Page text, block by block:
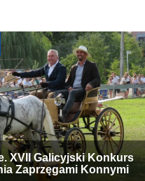
XVII Galicyjski Konkurs
Zaprzęgami Konnymi